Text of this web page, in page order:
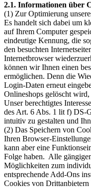
2.1. Informationen über
(1) Zur Optimierung
Es handelt sich dabei um
auf Ihrem Computer
eindeutige Kennung, die
den besuchten
Internetbrowser
können wir Ihnen einen
ermöglichen. Denn die
Login-Daten erneut
Onlineshops gelöscht
Unser berechtigtes
des Art. 6 Abs. 1 lit f) DS-
intuitiv zu gestalten und
(2) Das Speichern von
Ihren Browser-
kann aber eine
Folge haben. Alle
Möglichkeiten zum
entsprechende Add-Ons
Cookies von